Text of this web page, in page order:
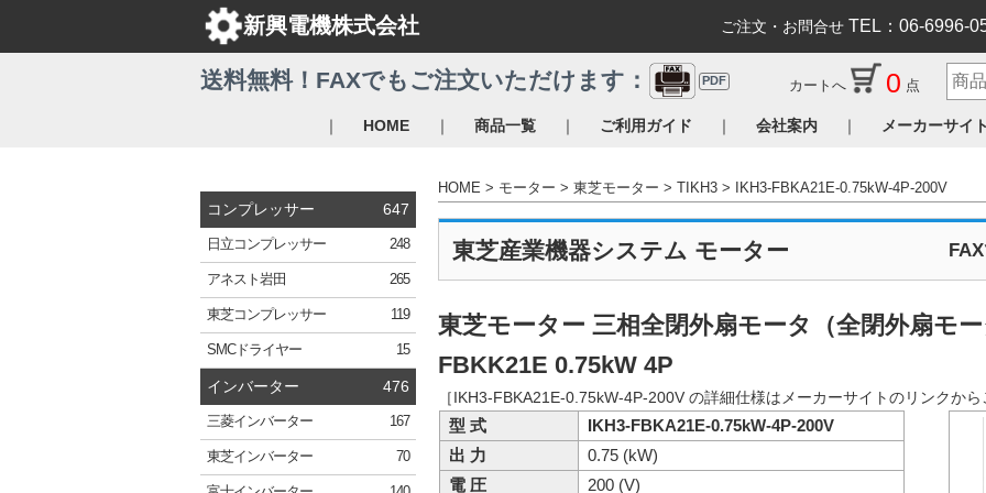
新興電機株式会社 ご注文・お問合せ TEL：06-6996-
｜ HOME ｜ 商品一覧 ｜ ご利用ガイド ｜ 会社案内 ｜ メーカーサイ
コンプレッサー 647
日立コンプレッサー 248
アネスト岩田 265
東芝コンプレッサー 119
SMCドライヤー 15
インバーター 476
三菱インバーター 167
東芝インバーター 70
送料無料！FAXでもご注文いただけます： PDF カートへ 0 点
HOME モーター 東芝モーター TIKH3 IKH3-FBKA21E-0.75kW-4P-200V
東芝産業機器システム モーター
東芝モーター 三相全閉外扇モータ（全閉外扇モ
FBKK21E 0.75kW 4P
［IKH3-FBKA21E-0.75kW-4P-200V の詳細仕様はメーカーサイトのリンクか
型 式
IKH3-FBKA21E-0.75kW-4P-200V
出 力
0.75 (kW)
電 圧
200 (V)